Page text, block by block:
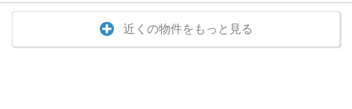
近くの物件をもっと見る